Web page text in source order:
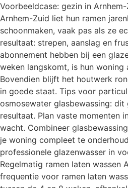
Voorbeeldcase: gezin in
Arnhem-Zuid liet hun ramen
schoonmaken, vaak pas als ze
resultaat: strepen, aanslag en
abonnement hebben bij een
weken langskomt, is hun
Bovendien blijft het houtwerk
in goede staat. Tips voor
osmosewater glasbewassing:
resultaat. Plan vaste momenten
wacht. Combineer
je woning compleet te
professionele glazenwasser in
Regelmatig ramen laten wassen
frequentie voor ramen laten